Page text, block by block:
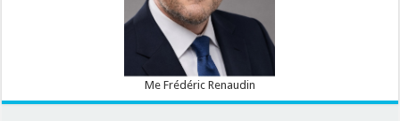
Me Frédéric Renaudin